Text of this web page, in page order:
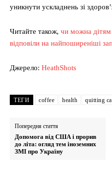
уникнути ускладнень зі
Читайте також, чи можна дітям
відповіли на найпоширеніші
Джерело: HeathShots
ТЕГИ coffee health quitting
Попередня стаття
Допомога від США і прорив
до літа: огляд тем іноземних
ЗМІ про Україну